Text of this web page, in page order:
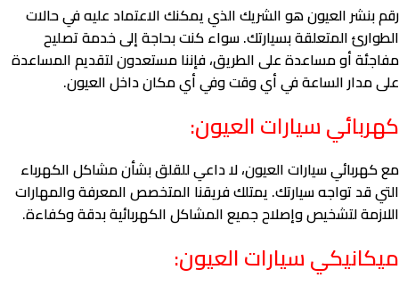
رقم بنشر العيون هو الشريك الذي يمكنك الاعتماد عليه في حالات
الطوارئ المتعلقة بسيارتك. سواء كنت بحاجة إلى خدمة تصليح
مفاجئة أو مساعدة على الطريق، فإننا مستعدون لتقديم المساعدة
على مدار الساعة في أي وقت وفي أي مكان داخل العيون.
كهربائي سيارات العيون:
مع كهربائي سيارات العيون، لا داعي للقلق بشأن مشاكل الكهرباء
التي قد تواجه سيارتك. يمتلك فريقنا المتخصص المعرفة والمهارات
اللازمة لتشخيص وإصلاح جميع المشاكل الكهربائية بدقة وكفاءة.
ميكانيكي سيارات العيون: